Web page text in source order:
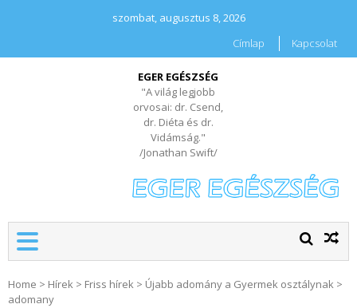
szombat, augusztus 8, 2026
Címlap
Kapcsolat
EGER EGÉSZSÉG
"A világ legjobb
orvosai: dr. Csend,
dr. Diéta és dr.
Vidámság."
/Jonathan Swift/
Home > Hírek > Friss hírek > Újabb adomány a Gyermek osztálynak >
adomany